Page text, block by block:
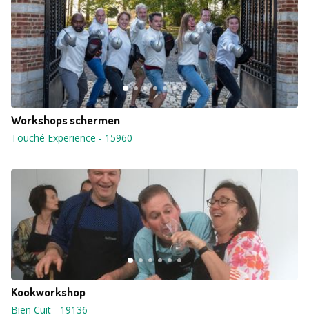
Workshops schermen
Touché Experience - 15960
Kookworkshop
Bien Cuit - 19136